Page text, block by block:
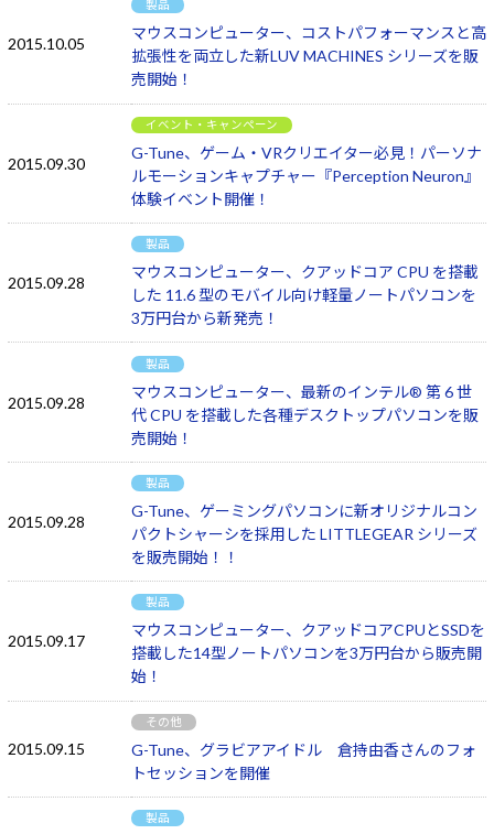
2015.10.05
製品
マウスコンピューター、コストパフォーマンスと高
拡張性を両立した新LUV MACHINES シリーズを販
売開始！
2015.09.30
イベント・キャンペーン
G-Tune、ゲーム・VRクリエイター必見！パーソナ
ルモーションキャプチャー『Perception Neuron』
体験イベント開催！
2015.09.28
製品
マウスコンピューター、クアッドコア CPU を搭載
した 11.6 型のモバイル向け軽量ノートパソコンを
3万円台から新発売！
2015.09.28
製品
マウスコンピューター、最新のインテル® 第 6 世
代 CPU を搭載した各種デスクトップパソコンを販
売開始！
2015.09.28
製品
G-Tune、ゲーミングパソコンに新オリジナルコン
パクトシャーシを採用した LITTLEGEAR シリーズ
を販売開始！！
2015.09.17
製品
マウスコンピューター、クアッドコアCPUとSSDを
搭載した14型ノートパソコンを3万円台から販売開
始！
2015.09.15
その他
G-Tune、グラビアアイドル 倉持由香さんのフォ
トセッションを開催
製品